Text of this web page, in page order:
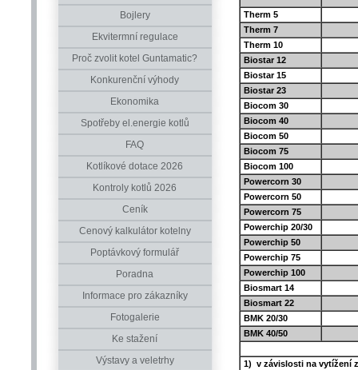
Bojlery
Ekvitermní regulace
Proč zvolit kotel Guntamatic?
Konkurenční výhody
Ekonomika
Spotřeby el.energie kotlů
FAQ
Kotlíkové dotace 2026
Kontroly kotlů 2026
Ceník
Cenový kalkulátor kotelny
Poptávkový formulář
Poradna
Informace pro zákazníky
Fotogalerie
Ke stažení
Výstavy a veletrhy
Therm 5
Therm 7
Therm 10
Biostar 12
Biostar 15
Biostar 23
Biocom 30
Biocom 40
Biocom 50
Biocom 75
Biocom 100
Powercorn 30
Powercorn 50
Powercorn 75
Powerchip 20/30
Powerchip 50
Powerchip 75
Powerchip 100
Biosmart 14
Biosmart 22
BMK 20/30
BMK 40/50
1) v závislosti na vytížení